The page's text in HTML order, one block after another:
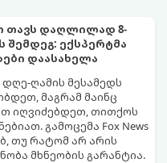
თავს დაღლილად 8-
შემდეგ: ექსპერტმა
დაასახელა
ღამის მესამედს
მაგრამ მაინც
იღვიძებდეთ, თითქოს
გამოცემა Fox News
თუ რატომ არ არის
მხნეობის გარანტია.